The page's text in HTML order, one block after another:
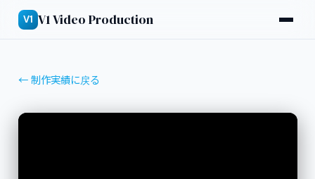
V1 V1 Video Production
← 制作実績に戻る